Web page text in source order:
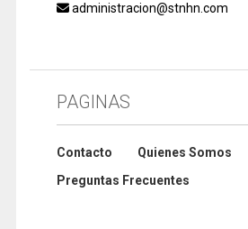
administracion@stnhn.com
PAGINAS
Contacto
Quienes Somos
Preguntas Frecuentes